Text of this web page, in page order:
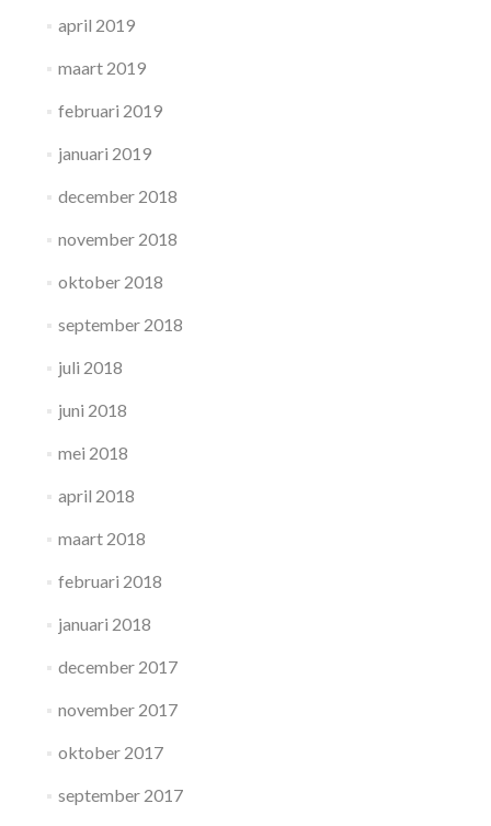
april 2019
maart 2019
februari 2019
januari 2019
december 2018
november 2018
oktober 2018
september 2018
juli 2018
juni 2018
mei 2018
april 2018
maart 2018
februari 2018
januari 2018
december 2017
november 2017
oktober 2017
september 2017